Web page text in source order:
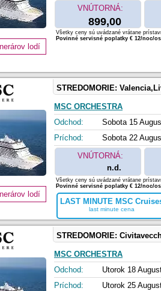
VNÚTORNÁ:
899,00
lodí
Všetky ceny sú uvádzané vrátane
Povinné servisné poplatky € 12/noc/
STREDOMORIE:
MSC ORCHESTRA
Odchod:
Sobota 15
Príchod:
Sobota 22
VNÚTORNÁ:
n.d.
LAST MINUTE MSC
last minute cena
lodí
Všetky ceny sú uvádzané vrátane
Povinné servisné poplatky € 12/noc/
STREDOMORIE:
MSC ORCHESTRA
Odchod:
Utorok 18
Príchod:
Utorok 25